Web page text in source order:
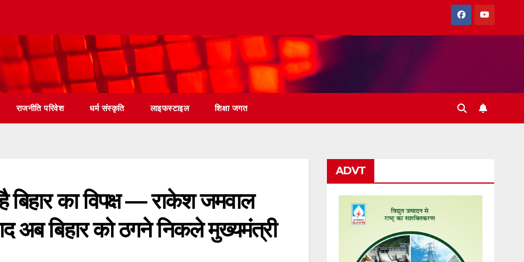
राजनीति परिवेश धर्म संस्कृति लाइफस्टाइल शिक्षा जगत
बिहार का विपक्ष — राकेश जमवाल
अब बिहार को ठगने निकले मुख्यमंत्री
ADVT